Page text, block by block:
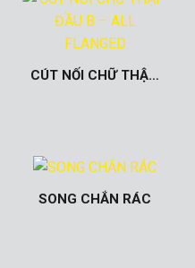
CÚT NỐI CHỮ THẬP ĐẦU B – ALL FLANGED
SONG CHẮN RÁC